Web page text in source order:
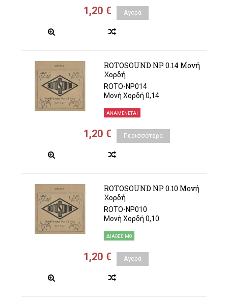
1,20 € Αγορά
ROTOSOUND NP 0.14 Μονή
Χορδή
ROTO-NP014
Μονή Χορδή 0,14.
ΑΝΑΜΈΝΕΤΑΙ
1,20 € Περισσότερα
ROTOSOUND NP 0.10 Μονή
Χορδή
ROTO-NP010
Μονή Χορδή 0,10.
ΔΙΑΘΈΣΙΜΟ
1,20 € Αγορά